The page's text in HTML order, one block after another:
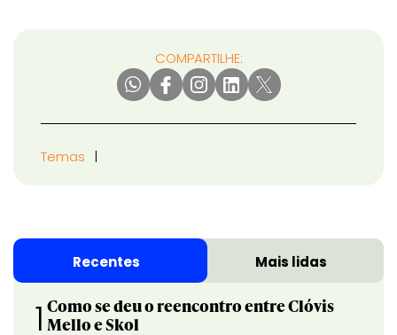
COMPARTILHE:
Temas
Recentes Mais lidas
1 Como se deu o reencontro entre Clóvis
Mello e Skol